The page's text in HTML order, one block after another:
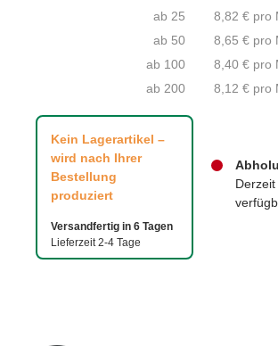
Kein Lagerartikel –
wird nach Ihrer
Bestellung
produziert
Versandfertig in 6 Tagen
Lieferzeit 2-4 Tage
ab 25
8,82 € pro
ab 50
8,65 € pro
ab 100
8,40 € pro
ab 200
8,12 € pro